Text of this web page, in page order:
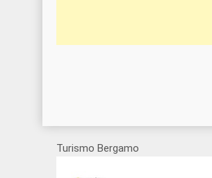
Turismo Bergamo